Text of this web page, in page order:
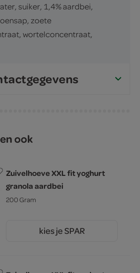
suiker, 1,4% aardbei,
zoete
wortelconcentraat,
ook
Zuivelhoeve XXL fit yoghurt
granola aardbei
200 Gram
kies je SPAR